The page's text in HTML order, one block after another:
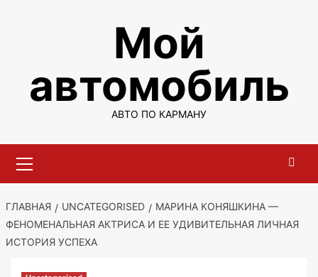
Мой
автомобиль
АВТО ПО КАРМАНУ
меню
ГЛАВНАЯ UNCATEGORISED
МАРИНА КОНЯШКИНА —
ФЕНОМЕНАЛЬНАЯ АКТРИСА И ЕЕ УДИВИТЕЛЬНАЯ ЛИЧНАЯ
ИСТОРИЯ УСПЕХА